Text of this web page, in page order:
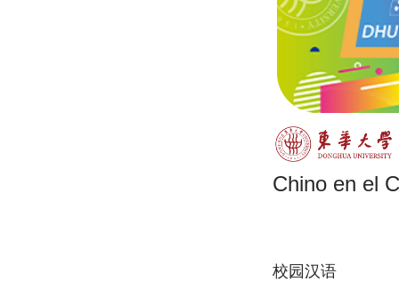
Chino en el
校园汉语